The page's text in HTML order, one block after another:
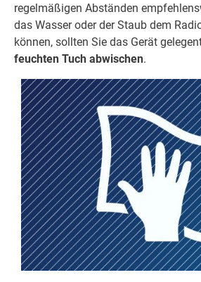
regelmäßigen Abständen
das Wasser oder der Staub dem
können, sollten Sie das Gerät
feuchten Tuch abwischen.